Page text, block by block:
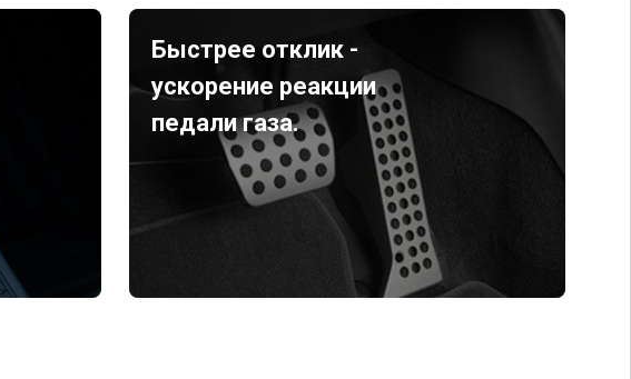
Быстрее отклик -
ускорение реакции
педали газа.